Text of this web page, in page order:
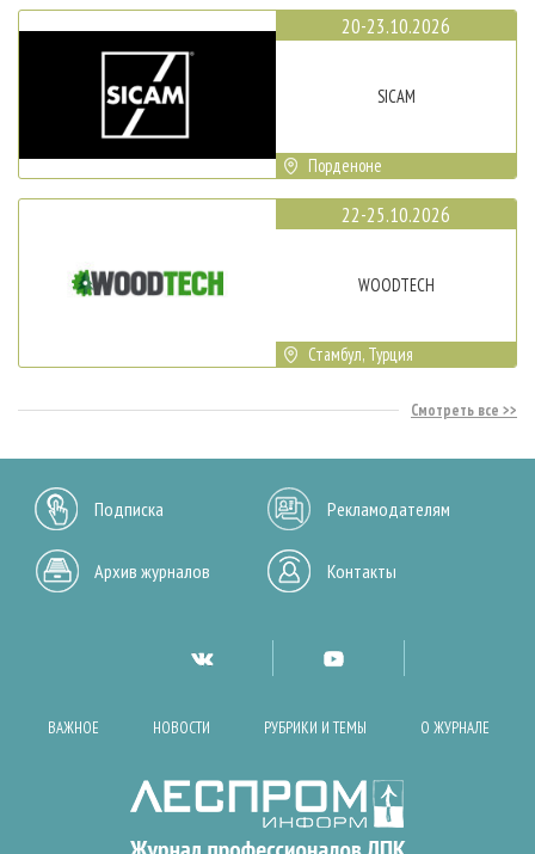
20-23.10.2026
SICAM
Порденоне
22-25.10.2026
WOODTECH
Стамбул, Турция
Смотреть все
Подписка Рекламодателям
Архив журналов Контакты
ВАЖНОЕ НОВОСТИ РУБРИКИ И ТЕМЫ О ЖУРНАЛЕ